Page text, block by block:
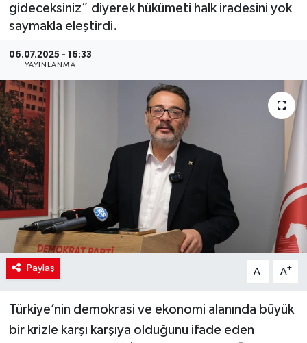
gideceksiniz” diyerek hükümeti halk iradesini yok
saymakla eleştirdi.
06.07.2025 - 16:33
YAYINLANMA
Paylaş A- A+
Türkiye’nin demokrasi ve ekonomi alanında büyük
bir krizle karşı karşıya olduğunu ifade eden